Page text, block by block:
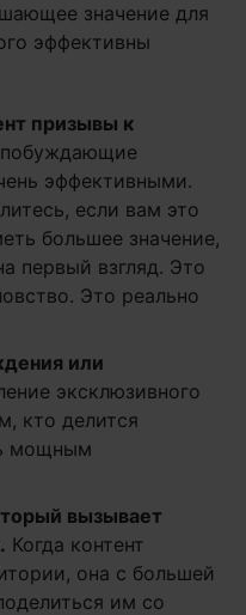
значение для
эффективны
призывы к
эффективными.
если вам это
большее значение,
первый взгляд. Это
Это реально
или
эксклюзивного
кто делится
мощным
вызывает
Когда контент
она с большей
им со